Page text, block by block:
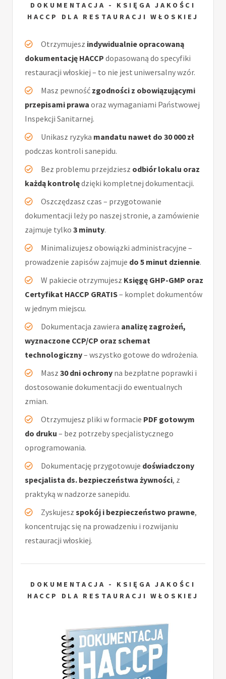
DOKUMENTACJA - KSIĘGA JAKOŚCI
HACCP DLA RESTAURACJI WŁOSKIEJ
Otrzymujesz indywidualnie opracowaną
dokumentację HACCP dopasowaną do specyfiki
restauracji włoskiej – to nie jest uniwersalny wzór.
Masz pewność zgodności z obowiązującymi
przepisami prawa oraz wymaganiami Państwowej
Inspekcji Sanitarnej.
Unikasz ryzyka mandatu nawet do 30 000 zł
podczas kontroli sanepidu.
Bez problemu przejdziesz odbiór lokalu oraz
każdą kontrolędzięki kompletnej dokumentacji.
Oszczędzasz czas – przygotowanie
dokumentacji leży po naszej stronie, a zamówienie
zajmuje tylko 3 minuty.
Minimalizujesz obowiązki administracyjne –
prowadzenie zapisów zajmuje do 5 minut dziennie.
W pakiecie otrzymujesz Księgę GHP-GMP oraz
Certyfikat HACCP GRATIS– komplet dokumentów
w jednym miejscu.
Dokumentacja zawiera analizę zagrożeń,
wyznaczone CCP/CP oraz schemat
technologiczny– wszystko gotowe do wdrożenia.
Masz 30 dni ochrony na bezpłatne poprawki i
dostosowanie dokumentacji do ewentualnych
zmian.
Otrzymujesz pliki w formacie PDF gotowym
do druku – bez potrzeby specjalistycznego
oprogramowania.
Dokumentację przygotowuje doświadczony
specjalista ds. bezpieczeństwa żywności, z
praktyką w nadzorze sanepidu.
Zyskujesz spokój i bezpieczeństwo prawne,
koncentrując się na prowadzeniu i rozwijaniu
restauracji włoskiej.
DOKUMENTACJA - KSIĘGA JAKOŚCI
HACCP DLA RESTAURACJI WŁOSKIEJ